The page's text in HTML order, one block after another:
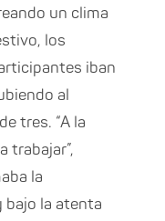
un clima
los
iban
al
tres. “A la
trabajar”,
la
bajo la atenta